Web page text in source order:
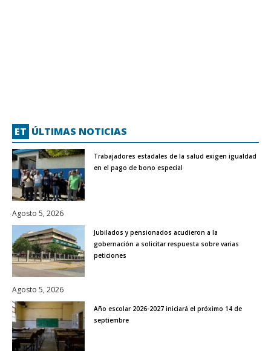
ET ÚLTIMAS NOTICIAS
Trabajadores estadales de la salud exigen igualdad
en el pago de bono especial
Agosto 5, 2026
Jubilados y pensionados acudieron a la
gobernación a solicitar respuesta sobre varias
peticiones
Agosto 5, 2026
Año escolar 2026-2027 iniciará el próximo 14 de
septiembre